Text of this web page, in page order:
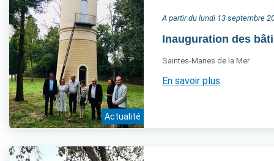
Actualité
A partir du lundi 13 septembre
Inauguration des
Saintes-Maries de la Mer
En savoir plus